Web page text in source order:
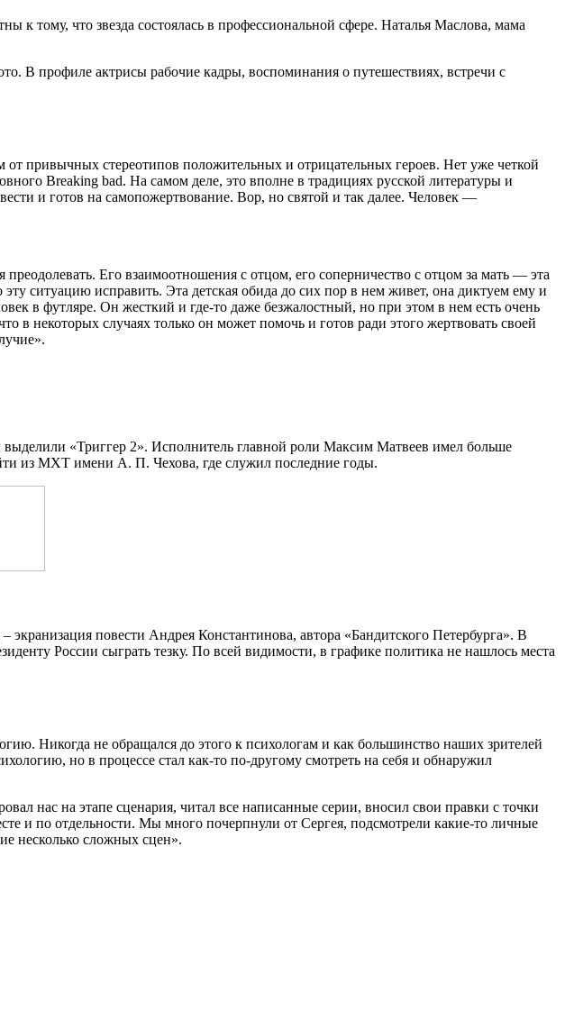
к тому, что звезда состоялась в профессиональной сфере. Наталья Маслова, мама
В профиле актрисы рабочие кадры, воспоминания о путешествиях, встречи с
привычных стереотипов положительных и отрицательных героев. Нет уже четкой
Breaking bad. На самом деле, это вполне в традициях русской литературы и
и готов на самопожертвование. Вор, но святой и так далее. Человек —
Его взаимоотношения с отцом, его соперничество с отцом за мать — эта
ситуацию исправить. Эта детская обида до сих пор в нем живет, она диктуем ему и
в футляре. Он жесткий и где-то даже безжалостный, но при этом в нем есть очень
в некоторых случаях только он может помочь и готов ради этого жертвовать своей
«Триггер 2». Исполнитель главной роли Максим Матвеев имел больше
из МХТ имени А. П. Чехова, где служил последние годы.
повести Андрея Константинова, автора «Бандитского Петербурга». В
России сыграть тезку. По всей видимости, в графике политика не нашлось места
Никогда не обращался до этого к психологам и как большинство наших зрителей
но в процессе стал как-то по-другому смотреть на себя и обнаружил
нас на этапе сценария, читал все написанные серии, вносил свои правки с точки
и по отдельности. Мы много почерпнули от Сергея, подсмотрели какие-то личные
несколько сложных сцен».